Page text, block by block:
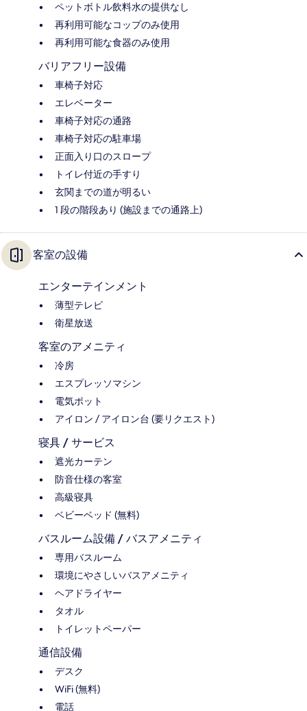
ペットボトル飲料水の提供なし
再利用可能なコップのみ使用
再利用可能な食器のみ使用
バリアフリー設備
車椅子対応
エレベーター
車椅子対応の通路
車椅子対応の駐車場
正面入り口のスロープ
トイレ付近の手すり
玄関までの道が明るい
1 段の階段あり (施設までの通路上)
客室の設備
エンターテインメント
薄型テレビ
衛星放送
客室のアメニティ
冷房
エスプレッソマシン
電気ポット
アイロン / アイロン台 (要リクエスト)
寝具 / サービス
遮光カーテン
防音仕様の客室
高級寝具
ベビーベッド (無料)
バスルーム設備 / バスアメニティ
専用バスルーム
環境にやさしいバスアメニティ
ヘアドライヤー
タオル
トイレットペーパー
通信設備
デスク
WiFi (無料)
電話